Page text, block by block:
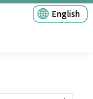
English